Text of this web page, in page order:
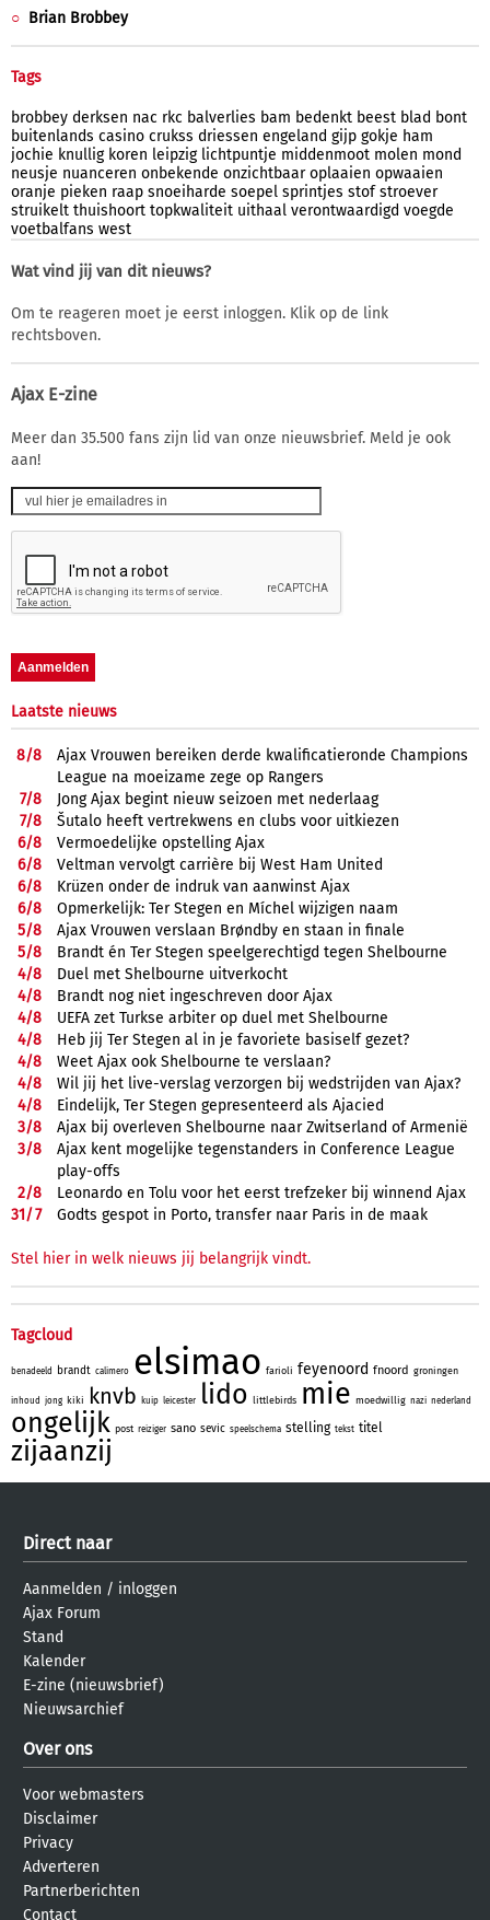
Brian Brobbey
Tags
brobbey derksen nac rkc balverlies bam bedenkt beest blad bont
buitenlands casino crukss driessen engeland gijp gokje ham
jochie knullig koren leipzig lichtpuntje middenmoot molen mond
neusje nuanceren onbekende onzichtbaar oplaaien opwaaien
oranje pieken raap snoeiharde soepel sprintjes stof stroever
struikelt thuishoort topkwaliteit uithaal verontwaardigd voegde
voetbalfans west
Wat vind jij van dit nieuws?
Om te reageren moet je eerst inloggen. Klik op de link
rechtsboven.
Ajax E-zine
Meer dan 35.500 fans zijn lid van onze nieuwsbrief. Meld je ook
aan!
Laatste nieuws
8/8
Ajax Vrouwen bereiken derde kwalificatieronde Champions
League na moeizame zege op Rangers
7/8
Jong Ajax begint nieuw seizoen met nederlaag
7/8
Šutalo heeft vertrekwens en clubs voor uitkiezen
6/8
Vermoedelijke opstelling Ajax
6/8
Veltman vervolgt carrière bij West Ham United
6/8
Krüzen onder de indruk van aanwinst Ajax
6/8
Opmerkelijk: Ter Stegen en Míchel wijzigen naam
5/8
Ajax Vrouwen verslaan Brøndby en staan in finale
5/8
Brandt én Ter Stegen speelgerechtigd tegen Shelbourne
4/8
Duel met Shelbourne uitverkocht
4/8
Brandt nog niet ingeschreven door Ajax
4/8
UEFA zet Turkse arbiter op duel met Shelbourne
4/8
Heb jij Ter Stegen al in je favoriete basiself gezet?
4/8
Weet Ajax ook Shelbourne te verslaan?
4/8
Wil jij het live-verslag verzorgen bij wedstrijden van Ajax?
4/8
Eindelijk, Ter Stegen gepresenteerd als Ajacied
3/8
Ajax bij overleven Shelbourne naar Zwitserland of Armenië
3/8
Ajax kent mogelijke tegenstanders in Conference League
play-offs
2/8
Leonardo en Tolu voor het eerst trefzeker bij winnend Ajax
31/7 Godts gespot in Porto, transfer naar Paris in de maak
Stel hier in welk nieuws jij belangrijk vindt.
Tagcloud
benadeeld brandt calimero elsimao farioli feyenoord fnoord groningen
inhoud jong kiki knvb kuip leicester lido littlebirds mie moedwillig nazi nederland
ongelijk post reiziger sano sevic speelschema stelling tekst titel
zijaanzij
Direct naar
Aanmelden / inloggen
Ajax Forum
Stand
Kalender
E-zine (nieuwsbrief)
Nieuwsarchief
Over ons
Voor webmasters
Disclaimer
Privacy
Adverteren
Partnerberichten
Contact